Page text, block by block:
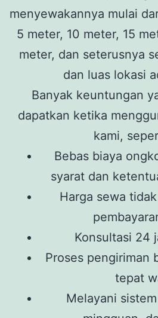
menyewakannya mulai
5 meter, 10 meter, 15
meter, dan seterusnya
dan luas lokasi
Banyak keuntungan
dapatkan ketika
kami,
Bebas biaya
syarat dan
Harga sewa
Konsultasi 24
Proses pengiriman
tepat
Melayani